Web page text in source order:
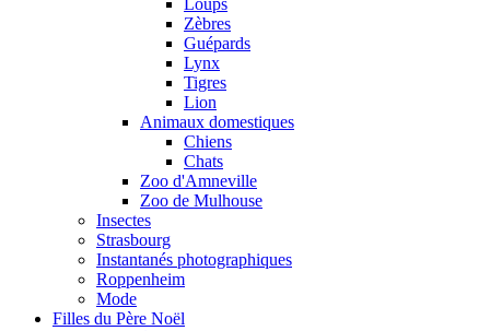
Loups
Zèbres
Guépards
Lynx
Tigres
Lion
Animaux domestiques
Chiens
Chats
Zoo d'Amneville
Zoo de Mulhouse
Insectes
Strasbourg
Instantanés photographiques
Roppenheim
Mode
Filles du Père Noël